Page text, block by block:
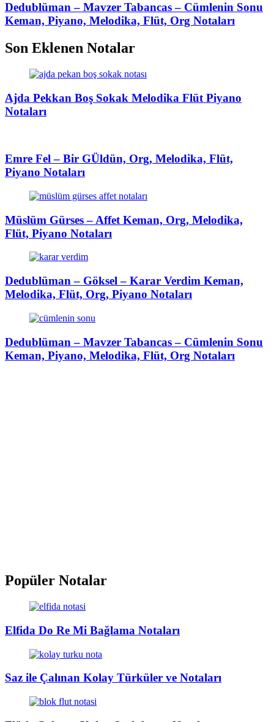
Dedublüman – Mavzer Tabancas – Cümlenin Sonu
Keman, Piyano, Melodika, Flüt, Org Notaları
Son Eklenen Notalar
Ajda Pekkan Boş Sokak Melodika Flüt Piyano
Notaları
Emre Fel – Bir GÜldün, Org, Melodika, Flüt,
Piyano Notaları
Müslüm Gürses – Affet Keman, Org, Melodika,
Flüt, Piyano Notaları
Dedublüman – Göksel – Karar Verdim Keman,
Melodika, Flüt, Org, Piyano Notaları
Dedublüman – Mavzer Tabancas – Cümlenin Sonu
Keman, Piyano, Melodika, Flüt, Org Notaları
Popüler Notalar
Elfida Do Re Mi Bağlama Notaları
Saz ile Çalınan Kolay Türküler ve Notaları